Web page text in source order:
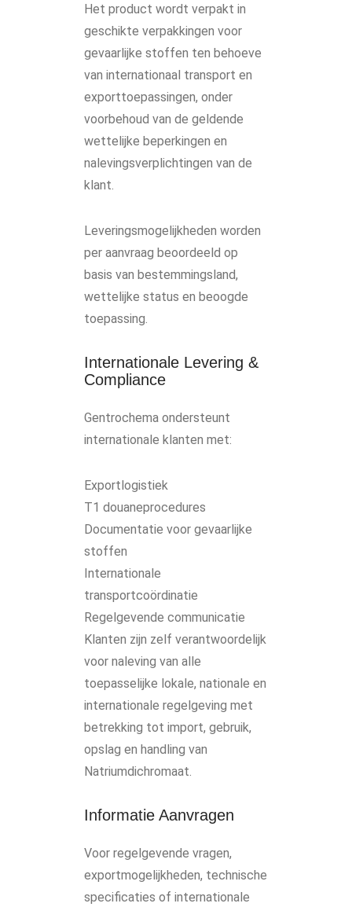
Het product wordt verpakt in
geschikte verpakkingen voor
gevaarlijke stoffen ten behoeve
van internationaal transport en
exporttoepassingen, onder
voorbehoud van de geldende
wettelijke beperkingen en
nalevingsverplichtingen van de
klant.
Leveringsmogelijkheden worden
per aanvraag beoordeeld op
basis van bestemmingsland,
wettelijke status en beoogde
toepassing.
Internationale Levering &
Compliance
Gentrochema ondersteunt
internationale klanten met:
Exportlogistiek
T1 douaneprocedures
Documentatie voor gevaarlijke
stoffen
Internationale
transportcoördinatie
Regelgevende communicatie
Klanten zijn zelf verantwoordelijk
voor naleving van alle
toepasselijke lokale, nationale en
internationale regelgeving met
betrekking tot import, gebruik,
opslag en handling van
Natriumdichromaat.
Informatie Aanvragen
Voor regelgevende vragen,
exportmogelijkheden, technische
specificaties of internationale